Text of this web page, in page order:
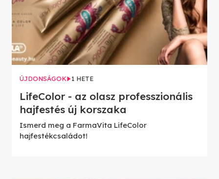
ÚJDONSÁGOK 1 HETE
LifeColor - az olasz professzionális
hajfestés új korszaka
Ismerd meg a FarmaVita LifeColor
hajfestékcsaládot!